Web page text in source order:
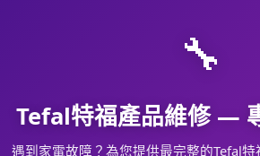
🔧
Tefal特福產品維修 —
遇到家電故障？為您提供最完整的Tefal